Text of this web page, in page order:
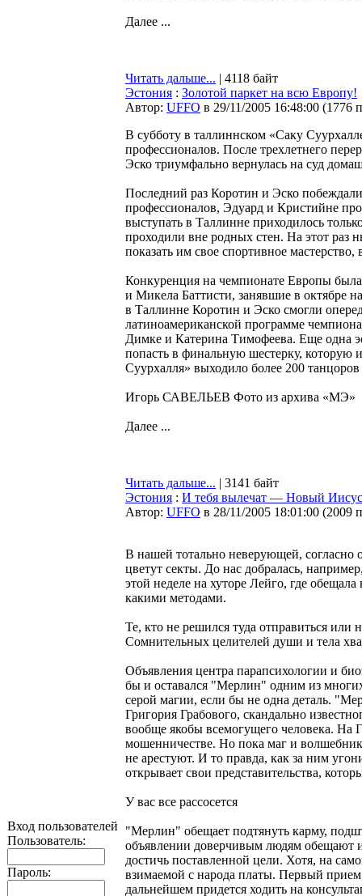
Вход пользователей
Пользователь:
Пароль:
Далее ...
Читать дальше... | 4118 байт
Эстония : Золотой паркет на всю Европу!
Автор: UFFO в 29/11/2005 16:48:00 (1776
В субботу в таллиннском «Саку
профессионалов. После трехлетнего
Эско триумфально вернулась на суд
Последний раз Коротин и Эско
профессионалов, Эдуард и Кристийне
выступать в Таллинне приходилось
проходили вне родных стен. На этот раз
показать им свое спортивное
Конкуренция на чемпионате Европы
и Микела Баттисти, занявшие в октябре
в Таллинне Коротин и Эско смогли
латиноамериканской программе
Димке и Катерина Тимофеева. Еще одна
попасть в финальную шестерку, которую
Суурхалля» выходило более 200
Игорь САВЕЛЬЕВ Фото из архива «МЭ»
Далее ...
Читать дальше... | 3141 байт
Эстония : И тебя вылечат — Новый Иисус
Автор: UFFO в 28/11/2005 18:01:00 (2009
В нашей тотально неверующей, согласно
цветут секты. До нас добралась,
этой неделе на хуторе Лейго, где
какими методами.
Те, кто не решился туда отправиться или
Сомнительных целителей души и тела
Объявления центра парапсихологии и
бы и оставался "Мерлин" одним из
серой магии, если бы не одна деталь.
Григория Грабового, скандально
вообще якобы всемогущего человека. На
мошенничестве. Но пока маг и волшебник
не арестуют. И то правда, как за ним
открывает свои представительства,
У вас все рассосется
"Мерлин" обещает подтянуть карму,
объявлении доверчивым людям обещают
достичь поставленной цели. Хотя, на
взимаемой с народа платы. Первый
дальнейшем придется ходить на